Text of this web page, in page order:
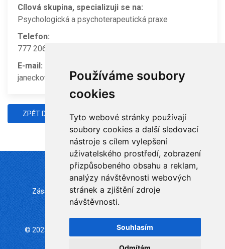
Používáme soubory
cookies
Tyto webové stránky používají
soubory cookies a další sledovací
nástroje s cílem vylepšení
uživatelského prostředí, zobrazení
přizpůsobeného obsahu a reklam,
analýzy návštěvnosti webových
stránek a zjištění zdroje
návštěvnosti.
Souhlasím
Cílová skupina, specializuji se na:
Psychologická a psychoterapeutická praxe
Telefon:
777 206 525
E-mail:
janeckova.barbora@gmail.com
ZPĚT DO ADRESÁŘE
Zásady zpracování souborů cookie Mapa stránek
© 2023 Česká psychoterapeutická společnost | ČLS JEP